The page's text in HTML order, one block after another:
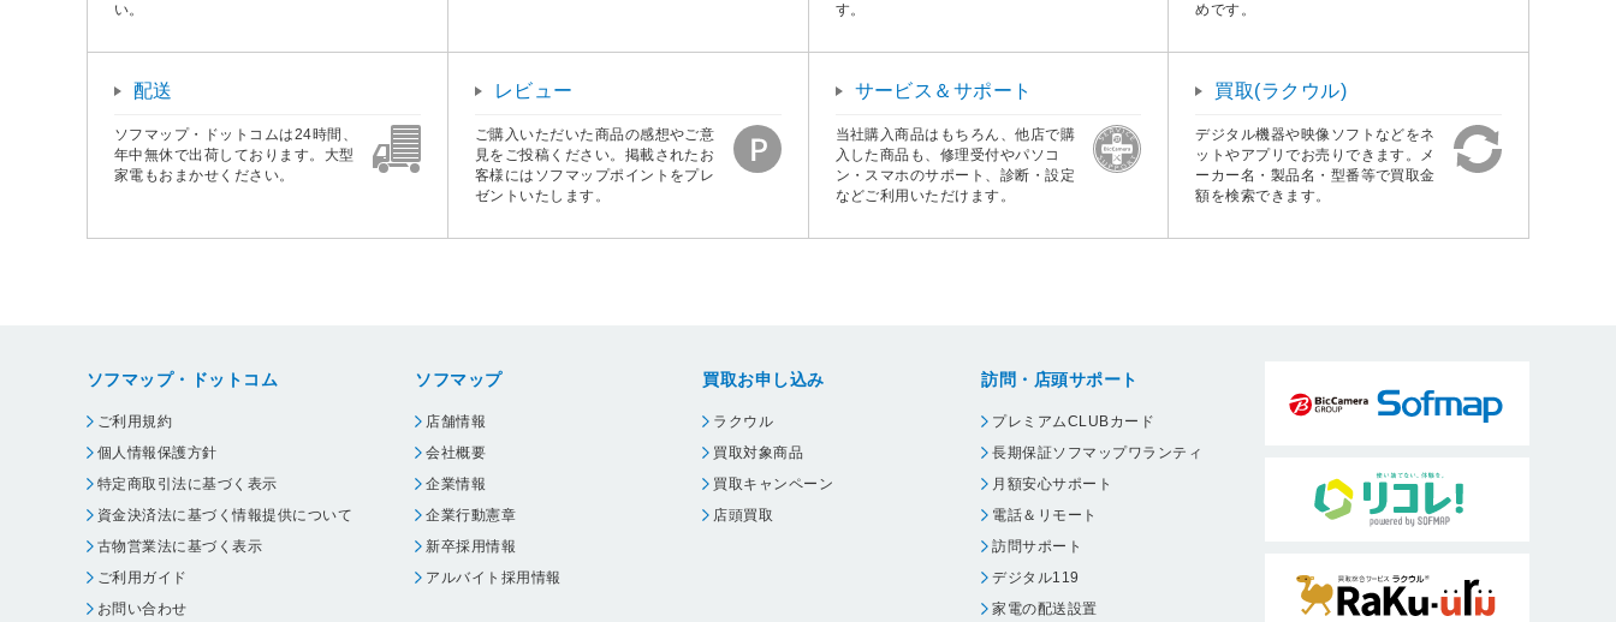
い。
す。
めです。
配送
ソフマップ・ドットコムは24時間、
年中無休で出荷しております。大型
家電もおまかせください。
レビュー
ご購入いただいた商品の感想やご意
見をご投稿ください。掲載されたお
客様にはソフマップポイントをプレ
ゼントいたします。
サービス＆サポート
当社購入商品はもちろん、他店で購
入した商品も、修理受付やパソコ
ン・スマホのサポート、診断・設定
などご利用いただけます。
買取(ラクウル)
デジタル機器や映像ソフトなどをネ
ットやアプリでお売りできます。メ
ーカー名・製品名・型番等で買取金
額を検索できます。
ソフマップ・ドットコム
ご利用規約
個人情報保護方針
特定商取引法に基づく表示
資金決済法に基づく情報提供について
古物営業法に基づく表示
ご利用ガイド
お問い合わせ
ソフマップ
店舗情報
会社概要
企業情報
企業行動憲章
新卒採用情報
アルバイト採用情報
買取お申し込み
ラクウル
買取対象商品
買取キャンペーン
店頭買取
訪問・店頭サポート
プレミアムCLUBカード
長期保証ソフマップワランティ
月額安心サポート
電話＆リモート
訪問サポート
デジタル119
家電の配送設置